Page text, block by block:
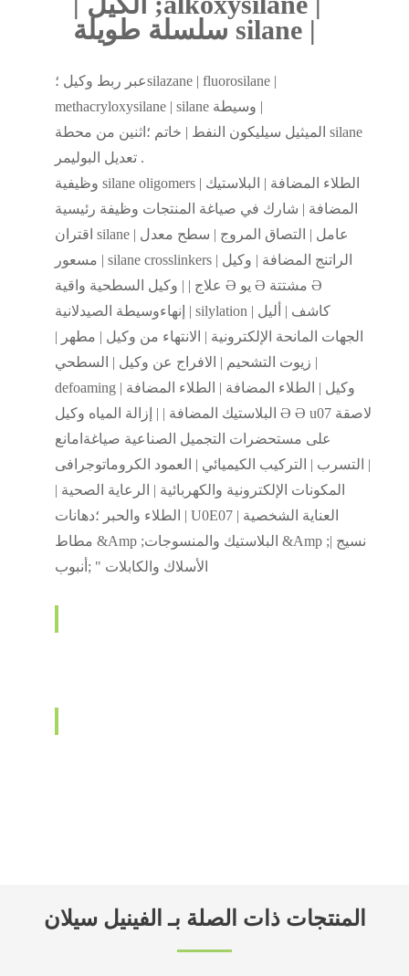
سلسلة طويلة silane |
عبر ربط وكيل ؛silazane | fluorosilane |
methacryloxysilane | silane وسيطة |
الميثيل سيليكون النفط | خاتم ؛اثنين من محطة silane
تعديل البوليمر .
وظيفية silane oligomers | الطلاء المضافة | البلاستيك
المضافة | شارك في صياغة المنتجات وظيفة رئيسية
اقتران silane عامل | التصاق المروج | سطح معدل |
مسعور | silane crosslinkers | الراتنج المضافة | وكيل
علاج | | وكيل السطحية واقية Ә يو Ә مشتتة Ә
إنهاءوسيطة الصيدلانية | silylation كاشف | أليل |
الجهات المانحة الإلكترونية | الانتهاء من وكيل | مطهر |
زيوت التشحيم | الافراج عن وكيل | السطحي |
defoaming وكيل | الطلاء المضافة | الطلاء المضافة |
البلاستيك المضافة | | إزالة المياه وكيل Ә Ә u07 لاصقة
على مستحضرات التجميل الصناعية صياغةامانع
التسرب | التركيب الكيميائي | العمود الكروماتوجرافى |
المكونات الإلكترونية والكهربائية | الرعاية الصحية |
الطلاء والحبر ؛دهانات | U0E07 العناية الشخصية |
مطاط &Amp ;البلاستيك والمنسوجات &Amp ;نسيج |
الأسلاك والكابلات " ;أنبوب
المنتجات ذات الصلة بـ الفينيل سيلان